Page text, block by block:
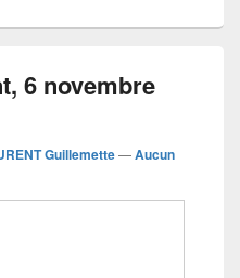
6 novembre
Guillemette—Aucun